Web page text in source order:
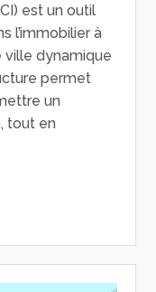
est un outil
l’immobilier à
ville dynamique
permet
un
tout en